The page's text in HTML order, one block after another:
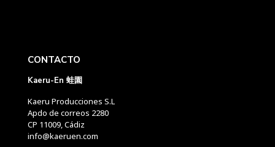
CONTACTO
Kaeru-En 蛙園
Kaeru Producciones S.L
Apdo de correos 2280
CP 11009, Cádiz
info@kaeruen.com